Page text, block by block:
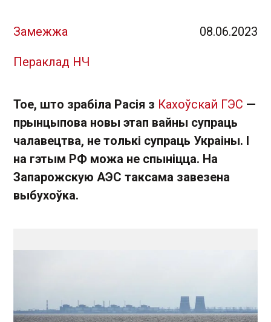
Замежжа 08.06.2023
Пераклад НЧ
Тое, што зрабіла Расія з Кахоўскай ГЭС —
прынцыпова новы этап вайны супраць
чалавецтва, не толькі супраць Украіны. І
на гэтым РФ можа не спыніцца. На
Запарожскую АЭС таксама завезена
выбухоўка.